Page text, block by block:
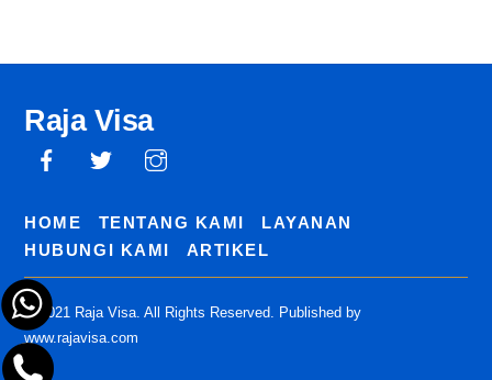
Raja Visa
HOME TENTANG KAMI
LAYANAN
HUBUNGI KAMI
ARTIKEL
© 2021 Raja Visa. All Rights Reserved. Published by
www.rajavisa.com